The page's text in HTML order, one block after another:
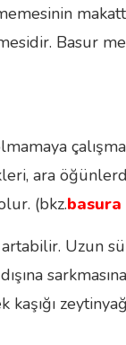
Basur
ara
(bkz.
Uzun